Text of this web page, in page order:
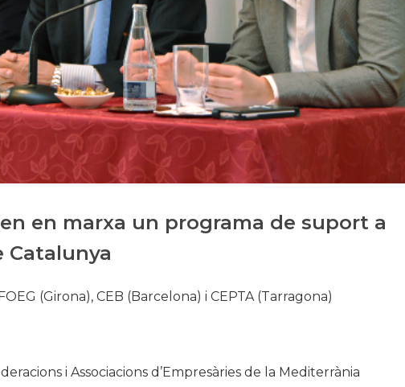
Coneix més
Història
Galeria de Presidents
Biblioteca Arxiu
en marxa un programa de suport a
Catalunya
(Girona), CEB (Barcelona) i CEPTA (Tarragona)
i Associacions d’Empresàries de la Mediterrània